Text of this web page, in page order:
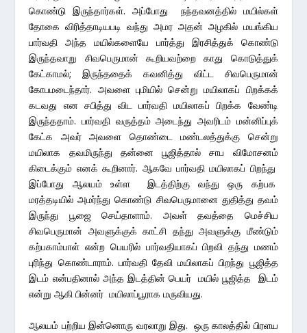
கொண்டு இருந்தார்கள். அப்போது நந்தவனத்தில் மயில்கள்
தோகை விரித்தாடியபடி வந்து அமர அதன் அழகில் மயங்கிய
பார்வதி அந்த மயில்களையே பார்த்து இரசித்துக் கொண்டு
இருந்தவாறு சிவபெருமான் கூறியவற்றை காது கொடுத்துக்
கேட்காமல்; இருந்ததைக் கவனித்து விட்ட சிவபெருமான்
கோபமடைந்தார். அவளை புமியில் சென்று மயிலாகப் பிறக்கக்
கடவது என சபித்து விட பார்வதி மயிலாகப் பிறக்க வேண்டி
இருந்ததாம். பார்வதி வருத்தம் அடைந்து அவரிடம் மன்னிப்புக்
கேட்க அவர் அவளை தொண்டை மண்டலத்துக்கு சென்று
மயிலாக தவமிருந்து தன்னை பூஜித்தால் சாப விமோசனம்
கிடைக்கும் எனக் கூறினார். ஆகவே பார்வதி மயிலாகப் பிறந்து
இப்போது ஆலயம் உள்ள இடத்திற்கு வந்து ஒரு கற்பக
மரத்தடியில் அமர்ந்து கொண்டு சிவபெருமானை துதித்து தவம்
இருந்து பூஜை செய்தாளாம். அவள் தவத்தை மெச்சிய
சிவபெருமான் அவளுக்குக் காட்சி தந்து அவளுக்கு மீண்டும்
கற்பகாம்பாள் என்ற பெயரில் பார்வதியாகப் பிறவி தந்து மணம்
புரிந்து கொண்டாராம். பார்வதி தேவி மயிலாகப் பிறந்து பூஜித்த
இடம் என்பதினால் அந்த இடத்தின் பெயர் மயில் பூஜித்த இடம்
என்று ஆகி பின்னர் மயிலாப்பூராக மருவியது.
ஆலயம் பற்றிய இன்னொரு வரலாறு இது. ஒரு காலத்தில் பிரளய